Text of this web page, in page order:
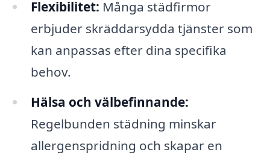
Flexibilitet: Många städfirmor
erbjuder skräddarsydda tjänster som
kan anpassas efter dina specifika
behov.
Hälsa och välbefinnande:
Regelbunden städning minskar
allergenspridning och skapar en